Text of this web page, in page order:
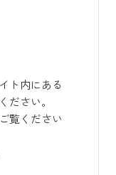
ト内にある
ださい。
覧ください